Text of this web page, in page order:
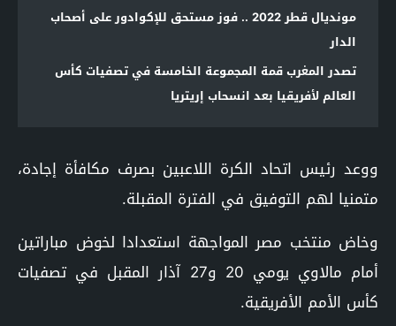
مونديال قطر 2022 .. فوز مستحق للإكوادور على أصحاب
الدار
تصدر المغرب قمة المجموعة الخامسة في تصفيات كأس
العالم لأفريقيا بعد انسحاب إريتريا
ووعد رئيس اتحاد الكرة اللاعبين بصرف مكافأة إجادة،
متمنيا لهم التوفيق في الفترة المقبلة.
وخاض منتخب مصر المواجهة استعدادا لخوض مباراتين
أمام مالاوي يومي 20 و27 آذار المقبل في تصفيات
كأس الأمم الأفريقية.